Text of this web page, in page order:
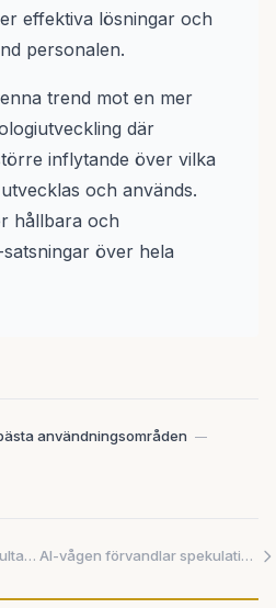
effektiva lösningar och
personalen.
trend mot en mer
där
inflytande över vilka
och används.
hållbara och
över hela
användningsområden —
AI-investeringarna ger resultat – medan Metas metaverse kostat 800 miljarder i förluster
AI-vågen förvandlar spekulation till miljardintäkter